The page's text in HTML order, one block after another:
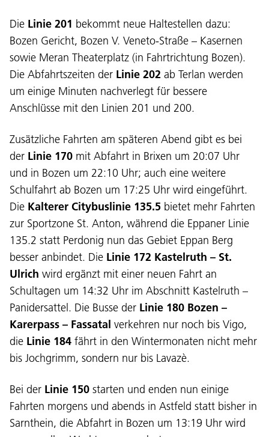
Lingaz:
DEU
ITA LAD ENG
Service Desk:+39 0471 220880
Impressum Privacy e Cookie Policy
Cundizions de nuzeda
Reclamaziuns
Jobs
Die Linie 201 bekommt neue Haltestellen dazu:
Bozen Gericht, Bozen V. Veneto-Straße – Kasernen
sowie Meran Theaterplatz (in Fahrtrichtung Bozen).
Die Abfahrtszeiten der Linie 202 ab Terlan werden
um einige Minuten nachverlegt für bessere
Anschlüsse mit den Linien 201 und 200.
Zusätzliche Fahrten am späteren Abend gibt es bei
der Linie 170 mit Abfahrt in Brixen um 20:07 Uhr
und in Bozen um 22:10 Uhr; auch eine weitere
Schulfahrt ab Bozen um 17:25 Uhr wird eingeführt.
Die Kalterer Citybuslinie 135.5 bietet mehr Fahrten
zur Sportzone St. Anton, während die Eppaner Linie
135.2 statt Perdonig nun das Gebiet Eppan Berg
besser anbindet. Die Linie 172 Kastelruth – St.
Ulrich wird ergänzt mit einer neuen Fahrt an
Schultagen um 14:32 Uhr im Abschnitt Kastelruth –
Panidersattel. Die Busse der Linie 180 Bozen –
Karerpass – Fassatal verkehren nur noch bis Vigo,
die Linie 184 fährt in den Wintermonaten nicht mehr
bis Jochgrimm, sondern nur bis Lavazè.
Bei der Linie 150 starten und enden nun einige
Fahrten morgens und abends in Astfeld statt bisher in
Sarnthein, die Abfahrt in Bozen um 13:19 Uhr wird